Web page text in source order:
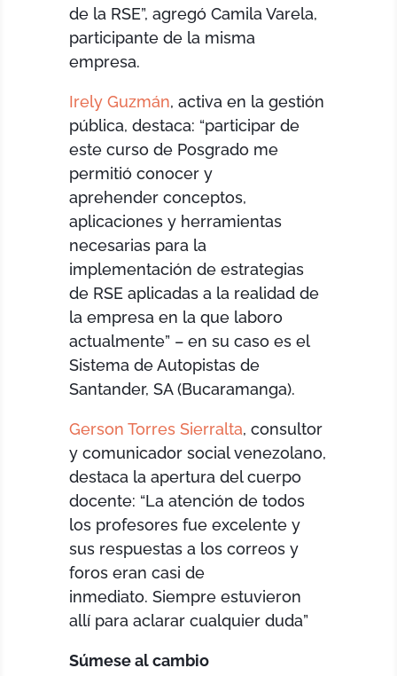
de la RSE”, agregó Camila Varela,
participante de la misma
empresa.
Irely Guzmán, activa en la gestión
pública, destaca: “participar de
este curso de Posgrado me
permitió conocer y
aprehender conceptos,
aplicaciones y herramientas
necesarias para la
implementación de estrategias
de RSE aplicadas a la realidad de
la empresa en la que laboro
actualmente” – en su caso es el
Sistema de Autopistas de
Santander, SA (Bucaramanga).
Gerson Torres Sierralta, consultor
y comunicador social venezolano,
destaca la apertura del cuerpo
docente: “La atención de todos
los profesores fue excelente y
sus respuestas a los correos y
foros eran casi de
inmediato. Siempre estuvieron
allí para aclarar cualquier duda”
Súmese al cambio